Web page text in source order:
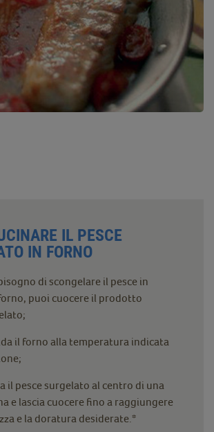
IL PESCE
IN FORNO
di scongelare il pesce in
puoi cuocere il prodotto
il forno alla temperatura indicata
il pesce surgelato al centro di una
e lascia cuocere fino a raggiungere
e la doratura desiderate.*